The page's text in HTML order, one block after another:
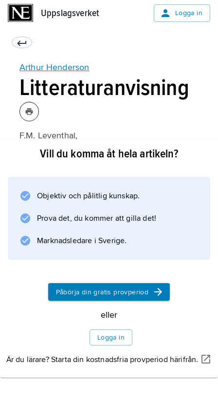
Uppslagsverket Logga in
Arthur Henderson
Litteraturanvisning
F.M. Leventhal,
Arthur Henderson
Vill du komma åt hela artikeln?
Objektiv och pålitlig kunskap.
Prova det, du kommer att gilla det!
Marknadsledare i Sverige.
Påbörja din gratis provperiod
eller
Logga in
Är du lärare? Starta din kostnadsfria provperiod härifrån.